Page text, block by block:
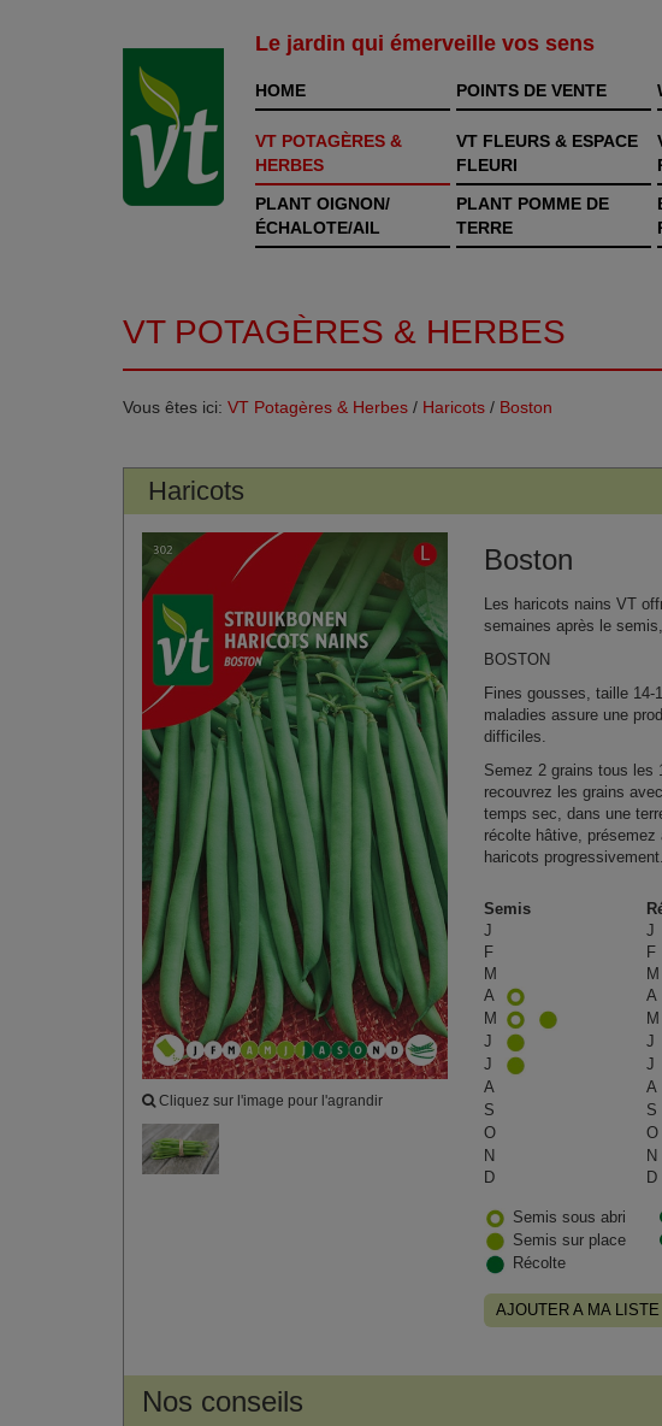
Le jardin qui émerveille vos sens
HOME POINTS DE VENTE
VT POTAGÈRES &
HERBES
VT FLEURS & ESPACE
FLEURI
PLANT OIGNON/
ÉCHALOTE/AIL
PLANT POMME DE
TERRE
VT POTAGÈRES & HERBES
Vous êtes ici: VT Potagères & Herbes / Haricots / Boston
Haricots
Cliquez sur l'image pour l'agrandir
Boston
Les haricots nains VT
semaines après le
BOSTON
Fines gousses, taille 14-
maladies assure une
difficiles.
Semez 2 grains tous les
recouvrez les grains
temps sec, dans une
récolte hâtive, présemez
haricots
Semis
J
J
F
F
M
M
A
A
M
M
J
J
J
J
A
A
S
S
O
O
N
N
D
D
Semis sous abri
Semis sur place
Récolte
AJOUTER A MA
Nos conseils